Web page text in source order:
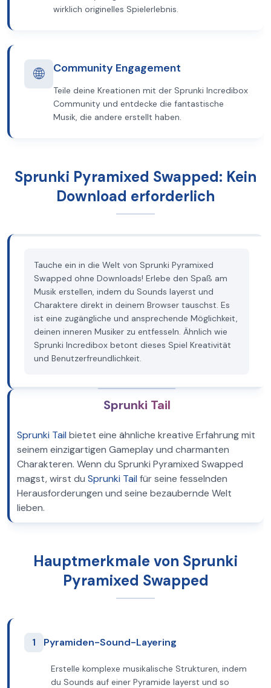
wirklich originelles Spielerlebnis.
🌐 Community Engagement
Teile deine Kreationen mit der Sprunki Incredibox
Community und entdecke die fantastische
Musik, die andere erstellt haben.
Sprunki Pyramixed Swapped: Kein
Download erforderlich
Tauche ein in die Welt von Sprunki Pyramixed
Swapped ohne Downloads! Erlebe den Spaß am
Musik erstellen, indem du Sounds layerst und
Charaktere direkt in deinem Browser tauschst. Es
ist eine zugängliche und ansprechende Möglichkeit,
deinen inneren Musiker zu entfesseln. Ähnlich wie
Sprunki Incredibox betont dieses Spiel Kreativität
und Benutzerfreundlichkeit.
Sprunki Tail
Sprunki Tail bietet eine ähnliche kreative Erfahrung mit
seinem einzigartigen Gameplay und charmanten
Charakteren. Wenn du Sprunki Pyramixed Swapped
magst, wirst du Sprunki Tail für seine fesselnden
Herausforderungen und seine bezaubernde Welt
lieben.
Hauptmerkmale von Sprunki
Pyramixed Swapped
1 Pyramiden-Sound-Layering
Erstelle komplexe musikalische Strukturen, indem
du Sounds auf einer Pyramide layerst und so